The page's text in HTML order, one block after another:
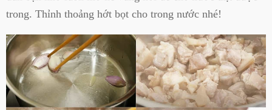
trong. Thỉnh thoảng hớt bọt cho trong nước nhé!